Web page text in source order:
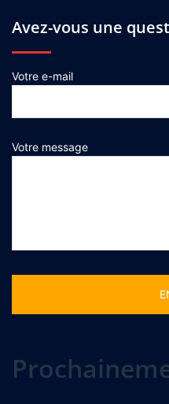
Avez-vous une
Votre e-mail
Votre message